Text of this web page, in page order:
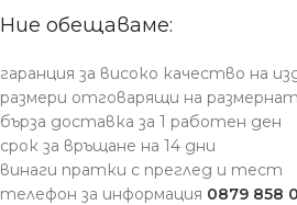
Ние обещаваме:
гаранция за високо качество на
размери отговарящи на
бърза доставка за 1 работен ден
срок за връщане на 14 дни
винаги пратки с преглед и тест
телефон за информация 0879 858